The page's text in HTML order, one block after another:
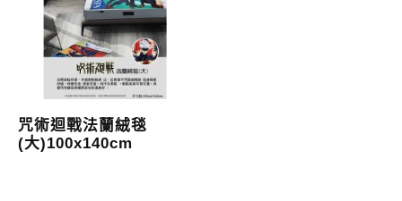
咒術迴戰法蘭絨毯
(大)100x140cm